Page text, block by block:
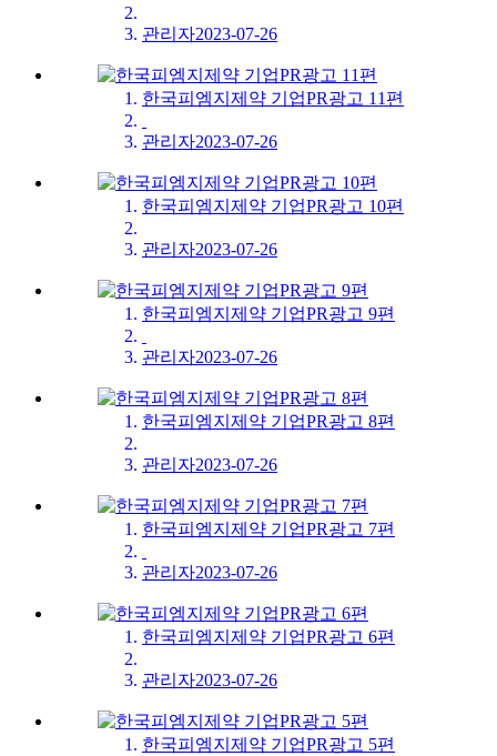
관리자2023-07-26
한국피엠지제약 기업PR광고 11편
관리자2023-07-26
한국피엠지제약 기업PR광고 10편
관리자2023-07-26
한국피엠지제약 기업PR광고 9편
관리자2023-07-26
한국피엠지제약 기업PR광고 8편
관리자2023-07-26
한국피엠지제약 기업PR광고 7편
관리자2023-07-26
한국피엠지제약 기업PR광고 6편
관리자2023-07-26
한국피엠지제약 기업PR광고 5편